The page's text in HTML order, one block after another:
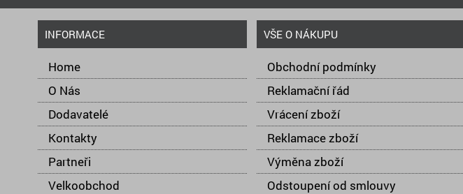
INFORMACE
Home
O Nás
Dodavatelé
Kontakty
Partneři
Velkoobchod
VŠE O NÁKUPU
Obchodní podmínky
Reklamační řád
Vrácení zboží
Reklamace zboží
Výměna zboží
Odstoupení od smlouvy